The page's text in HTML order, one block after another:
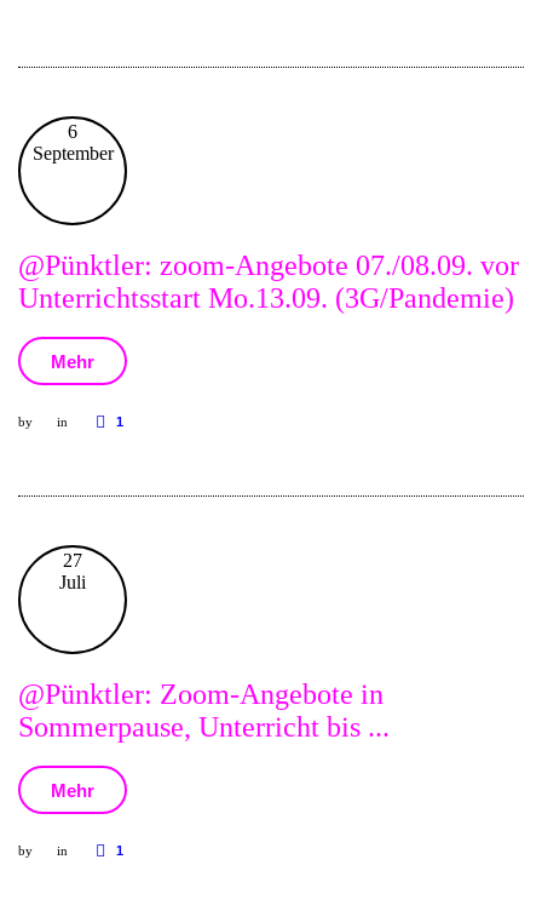
6
September
@Pünktler: zoom-Angebote 07./08.09. vor
Unterrichtsstart Mo.13.09. (3G/Pandemie)
Mehr
by in 1
27
Juli
@Pünktler: Zoom-Angebote in
Sommerpause, Unterricht bis ...
Mehr
by in 1